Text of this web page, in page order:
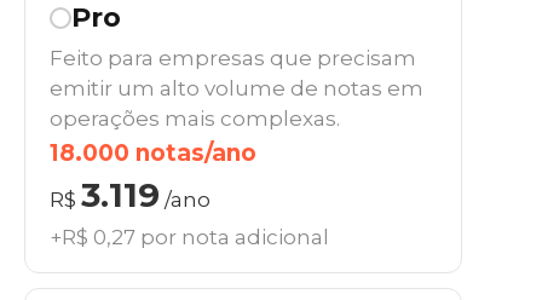
Pro
Feito para empresas que precisam
emitir um alto volume de notas em
operações mais complexas.
18.000 notas/ano
R$ 3.119 /ano
+R$ 0,27 por nota adicional